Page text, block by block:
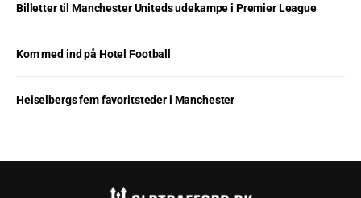
Billetter til Manchester Uniteds udekampe i Premier League
Kom med ind på Hotel Football
Heiselbergs fem favoritsteder i Manchester